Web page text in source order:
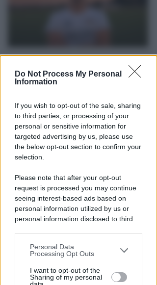
Do Not Process My Personal
Information
If you wish to opt-out of the sale, sharing
to third parties, or processing of your
personal or sensitive information for
targeted advertising by us, please use
the below opt-out section to confirm your
selection.
Please note that after your opt-out
request is processed you may continue
seeing interest-based ads based on
personal information utilized by us or
personal information disclosed to third
You may separately opt-out of the further
disclosure of your personal information
by third parties on the IAB’s list of
downstream participants.
Personal Data
Processing Opt Outs
I want to opt-out of the
Sharing of my personal
Muore a 19 anni Tommaso
Ugolini, nipote della consigliera
diRedazione
Presente, futuro e "nodi" da
affrontare per l'aeroporto
Andrea Polazzi